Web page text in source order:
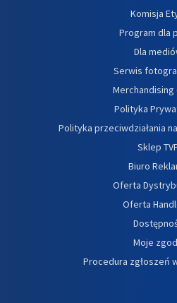
Komisja
Program dla
Dla
Serwis
Merchandising
Polityka
Polityka przeciwdziałania
Sklep
Biuro
Oferta
Oferta
Moje
Procedura zgłoszeń